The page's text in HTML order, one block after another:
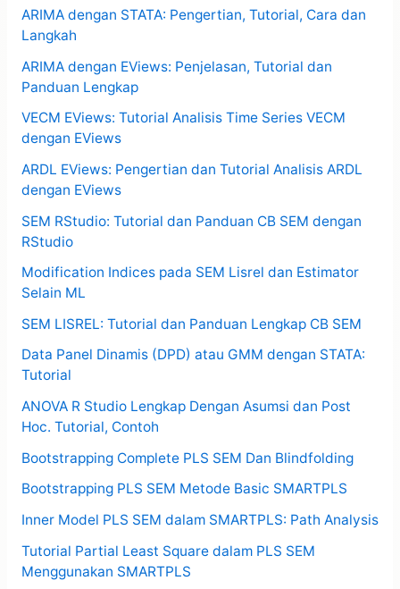
ARIMA dengan STATA: Pengertian, Tutorial, Cara dan
Langkah
ARIMA dengan EViews: Penjelasan, Tutorial dan
Panduan Lengkap
VECM EViews: Tutorial Analisis Time Series VECM
dengan EViews
ARDL EViews: Pengertian dan Tutorial Analisis ARDL
dengan EViews
SEM RStudio: Tutorial dan Panduan CB SEM dengan
RStudio
Modification Indices pada SEM Lisrel dan Estimator
Selain ML
SEM LISREL: Tutorial dan Panduan Lengkap CB SEM
Data Panel Dinamis (DPD) atau GMM dengan STATA:
Tutorial
ANOVA R Studio Lengkap Dengan Asumsi dan Post
Hoc. Tutorial, Contoh
Bootstrapping Complete PLS SEM Dan Blindfolding
Bootstrapping PLS SEM Metode Basic SMARTPLS
Inner Model PLS SEM dalam SMARTPLS: Path Analysis
Tutorial Partial Least Square dalam PLS SEM
Menggunakan SMARTPLS